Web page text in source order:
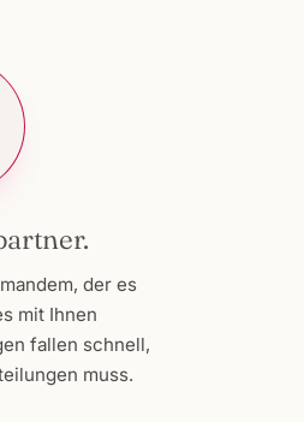
der es
mit Ihnen
fallen schnell,
muss.